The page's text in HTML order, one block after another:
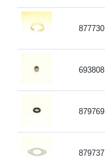
877730
693808
879769
879737